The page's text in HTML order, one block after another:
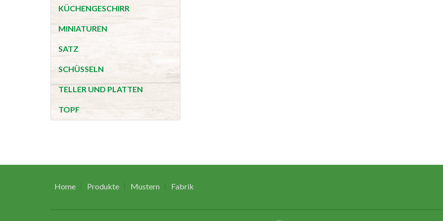
KÜCHENGESCHIRR
MINIATUREN
SATZ
SCHÜSSELN
TELLER UND PLATTEN
TOPF
Home Produkte Mustern Fabrik